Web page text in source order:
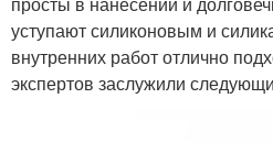
уступают силиконовым и
внутренних работ отлично
экспертов заслужили